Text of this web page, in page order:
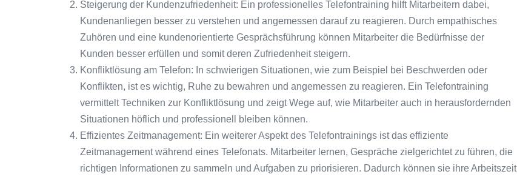
Steigerung der Kundenzufriedenheit: Ein professionelles Telefontraining hilft Mitarbeitern dabei,
Kundenanliegen besser zu verstehen und angemessen darauf zu reagieren. Durch empathisches
Zuhören und eine kundenorientierte Gesprächsführung können Mitarbeiter die Bedürfnisse der
Kunden besser erfüllen und somit deren Zufriedenheit steigern.
Konfliktlösung am Telefon: In schwierigen Situationen, wie zum Beispiel bei Beschwerden oder
Konflikten, ist es wichtig, Ruhe zu bewahren und angemessen zu reagieren. Ein Telefontraining
vermittelt Techniken zur Konfliktlösung und zeigt Wege auf, wie Mitarbeiter auch in herausfordernden
Situationen höflich und professionell bleiben können.
Effizientes Zeitmanagement: Ein weiterer Aspekt des Telefontrainings ist das effiziente
Zeitmanagement während eines Telefonats. Mitarbeiter lernen, Gespräche zielgerichtet zu führen, die
richtigen Informationen zu sammeln und Aufgaben zu priorisieren. Dadurch können sie ihre Arbeitszeit